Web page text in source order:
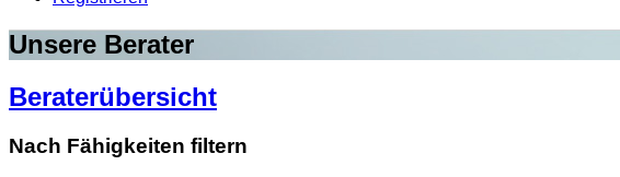
Unsere Berater
Beraterübersicht
Nach Fähigkeiten filtern